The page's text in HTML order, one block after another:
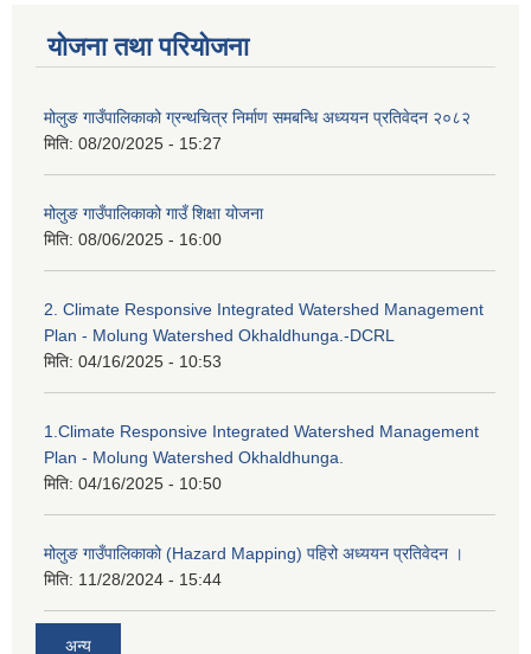
योजना तथा परियोजना
मोलुङ गाउँपालिकाको ग्रन्थचित्र निर्माण समबन्धि अध्ययन प्रतिवेदन २०८२
मिति: 08/20/2025 - 15:27
मोलुङ गाउँपालिकाको गाउँ शिक्षा योजना
मिति: 08/06/2025 - 16:00
2. Climate Responsive Integrated Watershed Management
Plan - Molung Watershed Okhaldhunga.-DCRL
मिति: 04/16/2025 - 10:53
1.Climate Responsive Integrated Watershed Management
Plan - Molung Watershed Okhaldhunga.
मिति: 04/16/2025 - 10:50
मोलुङ गाउँपालिकाको (Hazard Mapping) पहिरो अध्ययन प्रतिवेदन ।
मिति: 11/28/2024 - 15:44
अन्य